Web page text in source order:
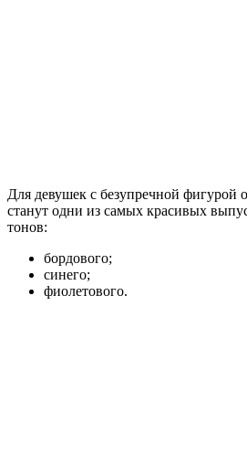
Для девушек с безупречной
станут одни из самых красивых
тонов:
бордового;
синего;
фиолетового.